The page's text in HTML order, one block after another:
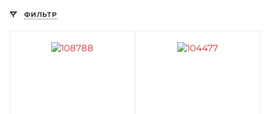
ФИЛЬТР